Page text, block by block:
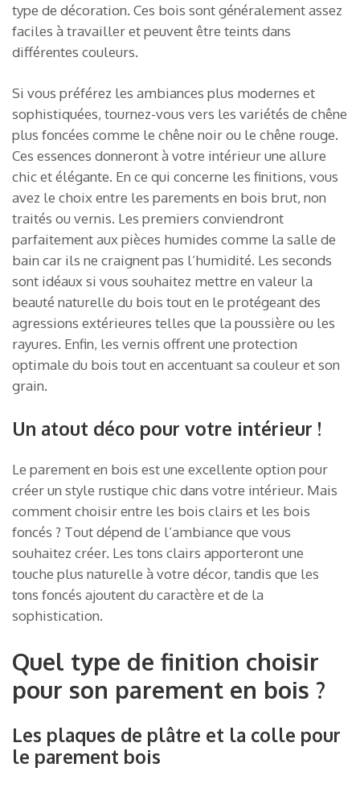
type de décoration. Ces bois sont généralement assez
faciles à travailler et peuvent être teints dans
différentes couleurs.
Si vous préférez les ambiances plus modernes et
sophistiquées, tournez-vous vers les variétés de chêne
plus foncées comme le chêne noir ou le chêne rouge.
Ces essences donneront à votre intérieur une allure
chic et élégante. En ce qui concerne les finitions, vous
avez le choix entre les parements en bois brut, non
traités ou vernis. Les premiers conviendront
parfaitement aux pièces humides comme la salle de
bain car ils ne craignent pas l’humidité. Les seconds
sont idéaux si vous souhaitez mettre en valeur la
beauté naturelle du bois tout en le protégeant des
agressions extérieures telles que la poussière ou les
rayures. Enfin, les vernis offrent une protection
optimale du bois tout en accentuant sa couleur et son
grain.
Un atout déco pour votre intérieur !
Le parement en bois est une excellente option pour
créer un style rustique chic dans votre intérieur. Mais
comment choisir entre les bois clairs et les bois
foncés ? Tout dépend de l’ambiance que vous
souhaitez créer. Les tons clairs apporteront une
touche plus naturelle à votre décor, tandis que les
tons foncés ajoutent du caractère et de la
sophistication.
Quel type de finition choisir
pour son parement en bois ?
Les plaques de plâtre et la colle pour
le parement bois